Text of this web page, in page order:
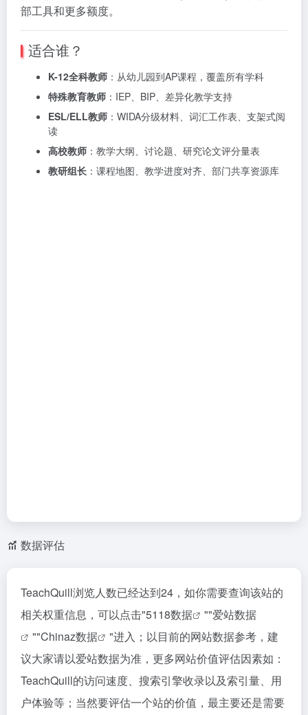
部工具和更多额度。
适合谁？
K-12全科教师 ：从幼儿园到AP课程，覆盖所有学科
特殊教育教师 ：IEP、BIP、差异化教学支持
ESL/ELL教师 ：WIDA分级材料、词汇工作表、支架式阅
读
高校教师 ：教学大纲、讨论题、研究论文评分量表
教研组长 ：课程地图、教学进度对齐、部门共享资源库
数据评估
TeachQuill浏览人数已经达到24，如你需要查询该站的
相关权重信息，可以点击"5118数据 ""爱站数据
""Chinaz数据
"进入；以目前的网站数据参考，建
议大家请以爱站数据为准，更多网站价值评估因素如：
TeachQuill的访问速度、搜索引擎收录以及索引量、用
户体验等；当然要评估一个站的价值，最主要还是需要